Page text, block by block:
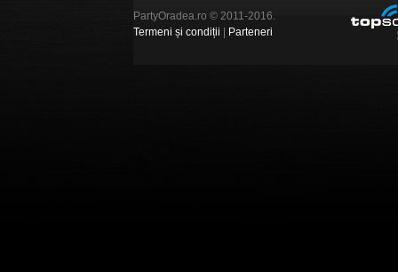
PartyOradea.ro © 2011-2016.
Termeni și condiții
Parteneri